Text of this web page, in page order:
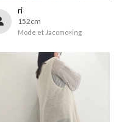
ri
152cm
Mode et Jacomo×ing